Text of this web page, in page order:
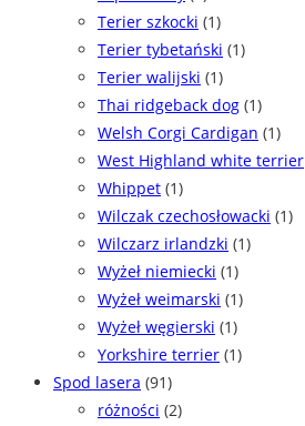
Terier szkocki (1)
Terier tybetański (1)
Terier walijski (1)
Thai ridgeback dog (1)
Welsh Corgi Cardigan (1)
West Highland white terrier
Whippet (1)
Wilczak czechosłowacki (1)
Wilczarz irlandzki (1)
Wyżeł niemiecki (1)
Wyżeł weimarski (1)
Wyżeł węgierski (1)
Yorkshire terrier (1)
Spod lasera (91)
różności (2)